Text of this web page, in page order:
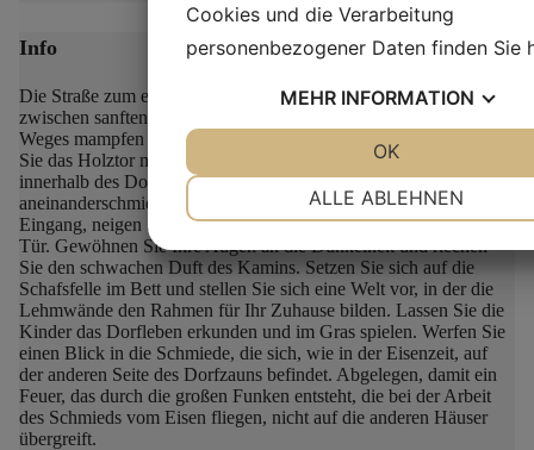
Info
Die Straße zum eisenzeitlichen Dorf Lethra schlängelt sich
zwischen sanften Hügeln hindurch, und zu beiden Seiten des
Weges mampfen die Schafe des Dorfes das wilde Gras.
Sie das Holztor mit den geschnitzten Tierköpfen und gehen Sie
innerhalb des Dorfzauns, wo sich die strohgedeckten Häuser
aneinanderschmiegen.
Folgen Sie dem Steinpflaster zum
Eingang, neigen Sie den Kopf und treten Sie durch die niedrige
Tür. Gewöhnen Sie Ihre Augen an die Dunkelheit und riechen
Sie den schwachen Duft des Kamins. Setzen Sie sich auf die
Schafsfelle im Bett und stellen Sie sich eine Welt vor, in der die
Lehmwände den Rahmen für Ihr Zuhause bilden. Lassen Sie die
Kinder das Dorfleben erkunden und im Gras spielen. Werfen Sie
einen Blick in die Schmiede, die sich, wie in der Eisenzeit, auf
der anderen Seite des Dorfzauns befindet. Abgelegen, damit ein
Feuer, das durch die großen Funken entsteht, die bei der Arbeit
des Schmieds vom Eisen fliegen, nicht auf die anderen Häuser
übergreift.
Cookies und die Verarbeitung
personenbezogener Daten finden Sie
MEHR INFORMATION
MARKETING STATISTIKEN
ALLE ABLEHNEN
OK